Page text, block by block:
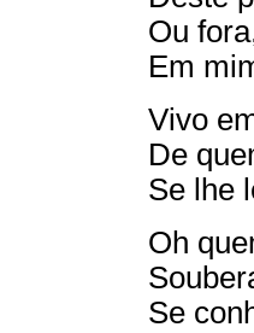
Ou
Em
Vivo
De
Se lhe
Oh
Se